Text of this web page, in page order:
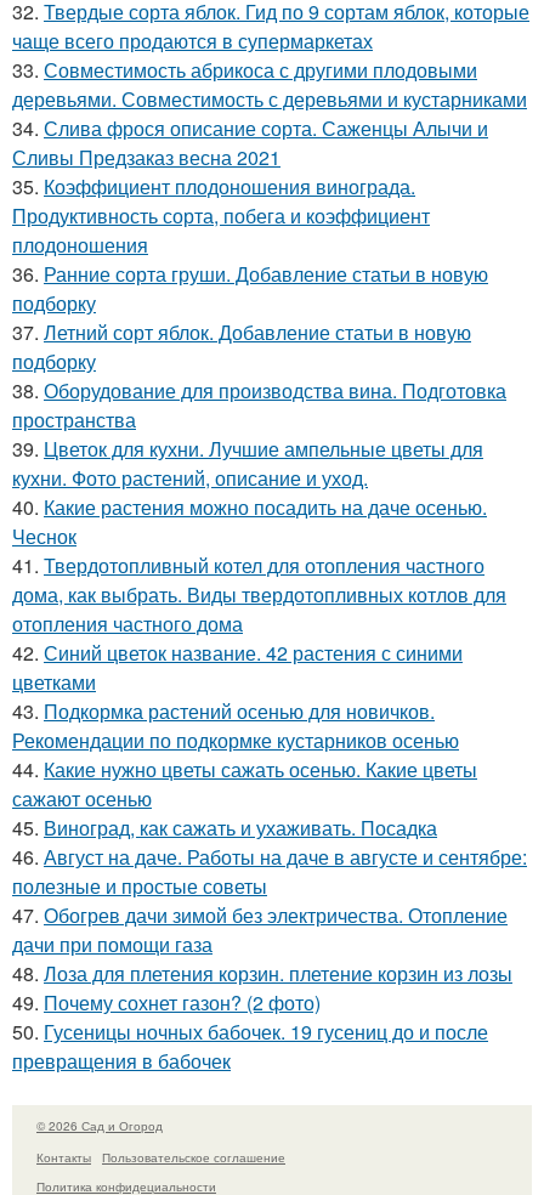
32. Твердые сорта яблок. Гид по 9 сортам яблок, которые
чаще всего продаются в супермаркетах
33. Совместимость абрикоса с другими плодовыми
деревьями. Совместимость с деревьями и кустарниками
34. Слива фрося описание сорта. Саженцы Алычи и
Сливы Предзаказ весна 2021
35. Коэффициент плодоношения винограда.
Продуктивность сорта, побега и коэффициент
плодоношения
36. Ранние сорта груши. Добавление статьи в новую
подборку
37. Летний сорт яблок. Добавление статьи в новую
подборку
38. Оборудование для производства вина. Подготовка
пространства
39. Цветок для кухни. Лучшие ампельные цветы для
кухни. Фото растений, описание и уход.
40. Какие растения можно посадить на даче осенью.
Чеснок
41. Твердотопливный котел для отопления частного
дома, как выбрать. Виды твердотопливных котлов для
отопления частного дома
42. Синий цветок название. 42 растения с синими
цветками
43. Подкормка растений осенью для новичков.
Рекомендации по подкормке кустарников осенью
44. Какие нужно цветы сажать осенью. Какие цветы
сажают осенью
45. Виноград, как сажать и ухаживать. Посадка
46. Август на даче. Работы на даче в августе и сентябре:
полезные и простые советы
47. Обогрев дачи зимой без электричества. Отопление
дачи при помощи газа
48. Лоза для плетения корзин. плетение корзин из лозы
49. Почему сохнет газон? (2 фото)
50. Гусеницы ночных бабочек. 19 гусениц до и после
превращения в бабочек
© 2026 Сад и Огород
Контакты
Пользовательское соглашение
Политика конфидециальности